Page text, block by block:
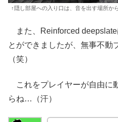
↑隠し部屋への入り口は、音を出す場所か
また、Reinforced deepslate
とができましたが、無事不動
（笑）
これをプレイヤーが自由に
らね…（汗）